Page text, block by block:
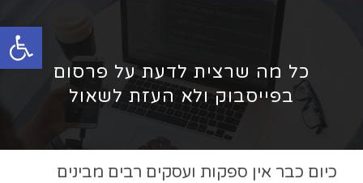
פתח סרגל נגישות
כל מה שרצית לדעת על פרסום
בפייסבוק ולא העזת לשאול​
כיום כבר אין ספקות ועסקים רבים מבינים